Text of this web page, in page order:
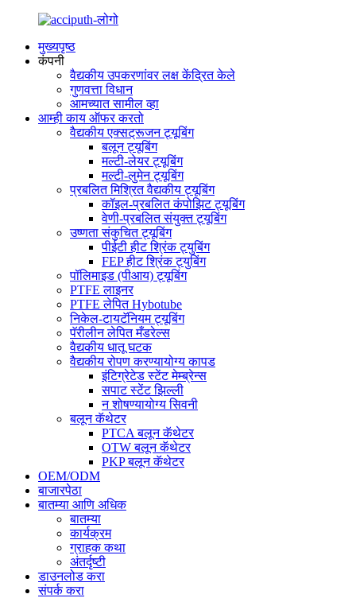
मुख्यपृष्ठ
कंपनी
वैद्यकीय उपकरणांवर लक्ष केंद्रित केले
गुणवत्ता विधान
आमच्यात सामील व्हा
आम्ही काय ऑफर करतो
वैद्यकीय एक्सट्रूजन ट्यूबिंग
बलून ट्यूबिंग
मल्टी-लेयर ट्यूबिंग
मल्टी-लुमेन ट्यूबिंग
प्रबलित मिश्रित वैद्यकीय ट्यूबिंग
कॉइल-प्रबलित कंपोझिट ट्यूबिंग
वेणी-प्रबलित संयुक्त ट्यूबिंग
उष्णता संकुचित ट्यूबिंग
पीईटी हीट श्रिंक ट्युबिंग
FEP हीट श्रिंक ट्युबिंग
पॉलिमाइड (पीआय) ट्यूबिंग
PTFE लाइनर
PTFE लेपित Hybotube
निकेल-टायटॅनियम ट्यूबिंग
पॅरीलीन लेपित मँडरेल्स
वैद्यकीय धातू घटक
वैद्यकीय रोपण करण्यायोग्य कापड
इंटिग्रेटेड स्टेंट मेम्ब्रेन्स
सपाट स्टेंट झिल्ली
न शोषण्यायोग्य सिवनी
बलून कॅथेटर
PTCA बलून कॅथेटर
OTW बलून कॅथेटर
PKP बलून कॅथेटर
OEM/ODM
बाजारपेठा
बातम्या आणि अधिक
बातम्या
कार्यक्रम
ग्राहक कथा
अंतर्दृष्टी
डाउनलोड करा
संपर्क करा